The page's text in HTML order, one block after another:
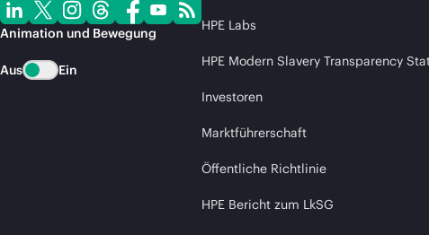
Animation und Bewegung
Aus Ein
HPE Labs
HPE Modern Slavery Transparency
Investoren
Marktführerschaft
Öffentliche Richtlinie
HPE Bericht zum LkSG